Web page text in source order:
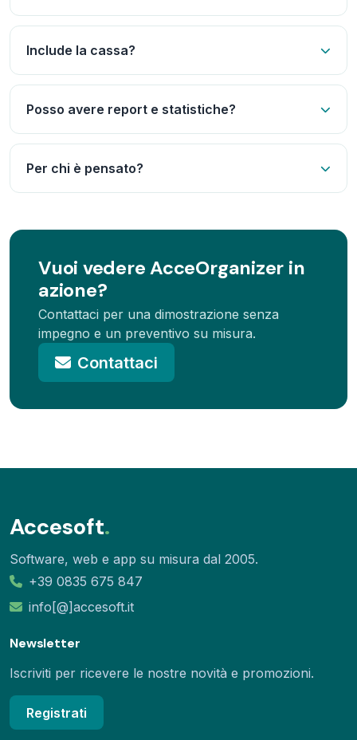
Include la cassa?
Posso avere report e statistiche?
Per chi è pensato?
Vuoi vedere AcceOrganizer in
azione?
Contattaci per una dimostrazione senza
impegno e un preventivo su misura.
Contattaci
Accesoft.
Software, web e app su misura dal 2005.
+39 0835 675 847
info[@]accesoft.it
Newsletter
Iscriviti per ricevere le nostre novità e promozioni.